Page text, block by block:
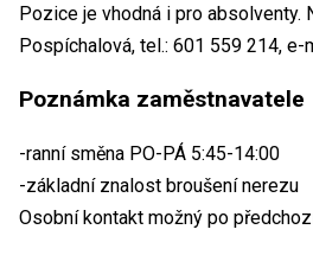
Pozice je vhodná i pro absolventy.
Pospíchalová, tel.: 601 559 214,
Poznámka zaměstnavatele
-ranní směna PO-PÁ 5:45-14:00
-základní znalost broušení nerezu
Osobní kontakt možný po